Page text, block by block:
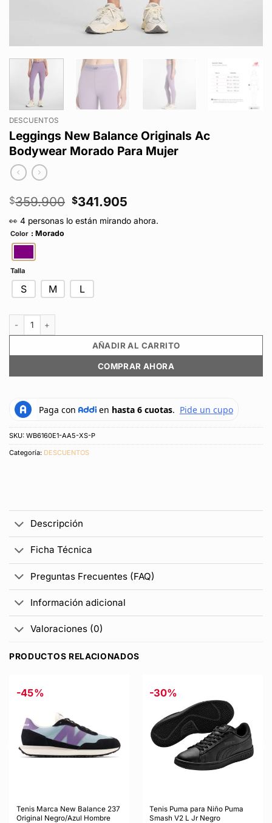
DESCUENTOS
Leggings New Balance Originals Ac
Bodywear Morado Para Mujer
$359.900 El
precio
original
$341.905
actual
👀 4 personas lo están mirando ahora.
Color : Morado
Talla
S M L
Leggings New Balance Originals Ac Bodywear Morado Para Mujer
AÑADIR AL CARRITO
COMPRAR AHORA
SKU: WB6160E1-AA5-XS-P
Categoría: DESCUENTOS
Descripción
Ficha Técnica
Preguntas Frecuentes (FAQ)
Información adicional
Valoraciones (0)
PRODUCTOS RELACIONADOS
-45%
Tenis Marca New Balance 237
Original Negro/Azul Hombre
-30%
Tenis Puma para Niño Puma
Smash V2 L Jr Negro